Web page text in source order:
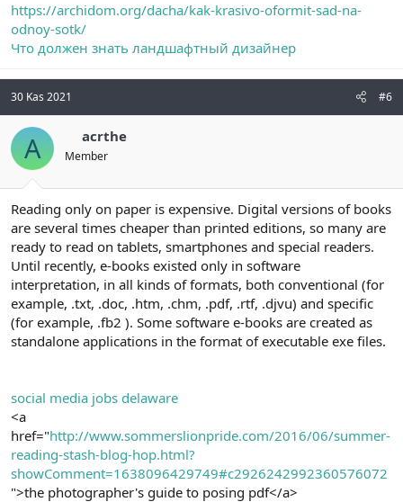
https://archidom.org/dacha/kak-krasivo-oformit-sad-na-
odnoy-sotk/
Что должен знать ландшафтный дизайнер
30 Kas 2021 #6
A acrthe
Member
Reading only on paper is expensive. Digital versions of books
are several times cheaper than printed editions, so many are
ready to read on tablets, smartphones and special readers.
Until recently, e-books existed only in software
interpretation, in all kinds of formats, both conventional (for
example, .txt, .doc, .htm, .chm, .pdf, .rtf, .djvu) and specific
(for example, .fb2 ). Some software e-books are created as
standalone applications in the format of executable exe files.
social media jobs delaware
<a
href="http://www.sommerslionpride.com/2016/06/summer-
reading-stash-blog-hop.html?
showComment=1638096429749#c2926242992360576072
">the photographer's guide to posing pdf</a>